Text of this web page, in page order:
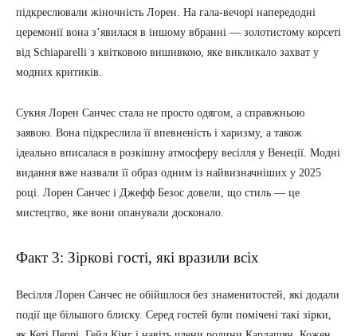
підкреслювали жіночність Лорен. На гала-вечорі напередодні
церемонії вона зʼявилася в іншому вбранні — золотистому корсеті
від Schiaparelli з квітковою вишивкою, яке викликало захват у
модних критиків.
Сукня Лорен Санчес стала не просто одягом, а справжньою
заявою. Вона підкреслила її впевненість і харизму, а також
ідеально вписалася в розкішну атмосферу весілля у Венеції. Модні
видання вже назвали її образ одним із найвизначніших у 2025
році. Лорен Санчес і Джефф Безос довели, що стиль — це
мистецтво, яке вони опанували досконало.
Факт 3: Зіркові гості, які вразили всіх
Весілля Лорен Санчес не обійшлося без знаменитостей, які додали
події ще більшого блиску. Серед гостей були помічені такі зірки,